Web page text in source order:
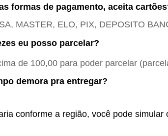
formas de pagamento, aceita
MASTER, ELO, PIX, DEPOSITO
eu posso parcelar?
de 100,00 para poder parcelar
demora pra entregar?
conforme a região, você pode